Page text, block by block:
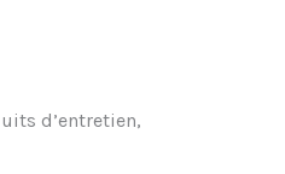
d’entretien,